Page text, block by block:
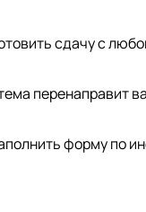
сдачу с
перенаправит
форму по